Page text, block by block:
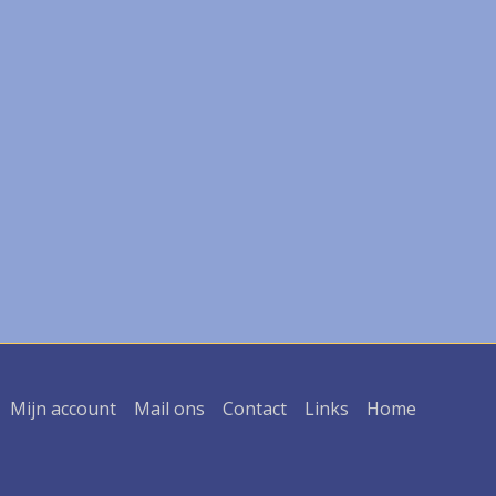
Mijn account Mail ons Contact Links Home